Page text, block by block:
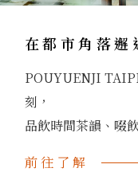
在都市角落邂
POUYUENJI
刻，
品飲時間茶韻、啜
前往了解